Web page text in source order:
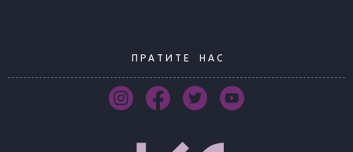
П Р А Т И Т Е Н А С